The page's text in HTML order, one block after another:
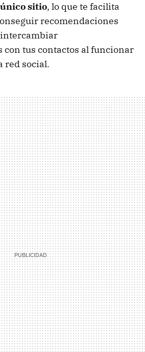
sitio, lo que te facilita
recomendaciones
con tus contactos al funcionar
red social.